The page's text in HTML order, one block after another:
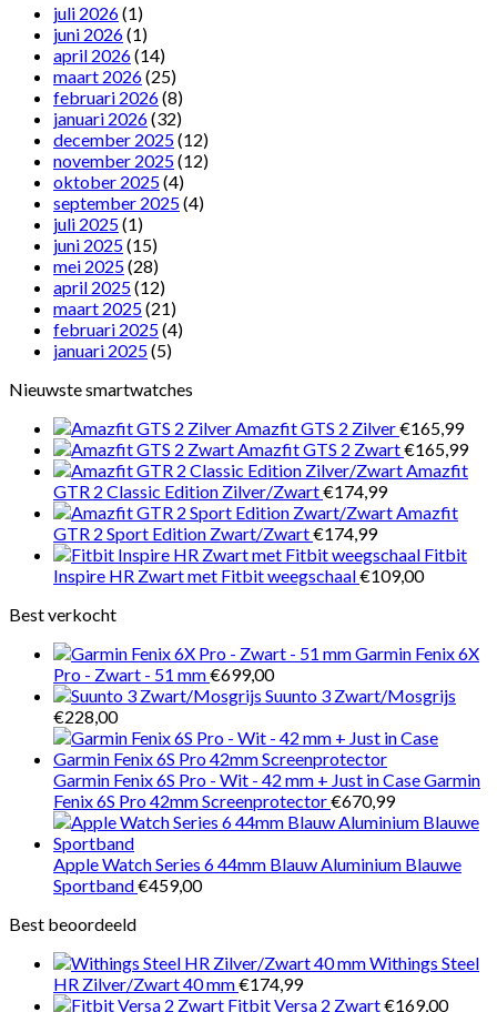
juli 2026(1)
juni 2026(1)
april 2026(14)
maart 2026(25)
februari 2026(8)
januari 2026(32)
december 2025(12)
november 2025(12)
oktober 2025(4)
september 2025(4)
juli 2025(1)
juni 2025(15)
mei 2025(28)
april 2025(12)
maart 2025(21)
februari 2025(4)
januari 2025(5)
Nieuwste smartwatches
Amazfit GTS 2 Zilver€165,99
Amazfit GTS 2 Zwart€165,99
Amazfit
GTR 2 Classic Edition Zilver/Zwart€174,99
Amazfit
GTR 2 Sport Edition Zwart/Zwart€174,99
Fitbit
Inspire HR Zwart met Fitbit weegschaal€109,00
Best verkocht
Garmin Fenix 6X
Pro - Zwart - 51 mm€699,00
Suunto 3 Zwart/Mosgrijs
€228,00
Garmin Fenix 6S Pro - Wit - 42 mm + Just in Case Garmin
Fenix 6S Pro 42mm Screenprotector€670,99
Apple Watch Series 6 44mm Blauw Aluminium Blauwe
Sportband€459,00
Best beoordeeld
Withings Steel
HR Zilver/Zwart 40 mm€174,99
Fitbit Versa 2 Zwart€169,00